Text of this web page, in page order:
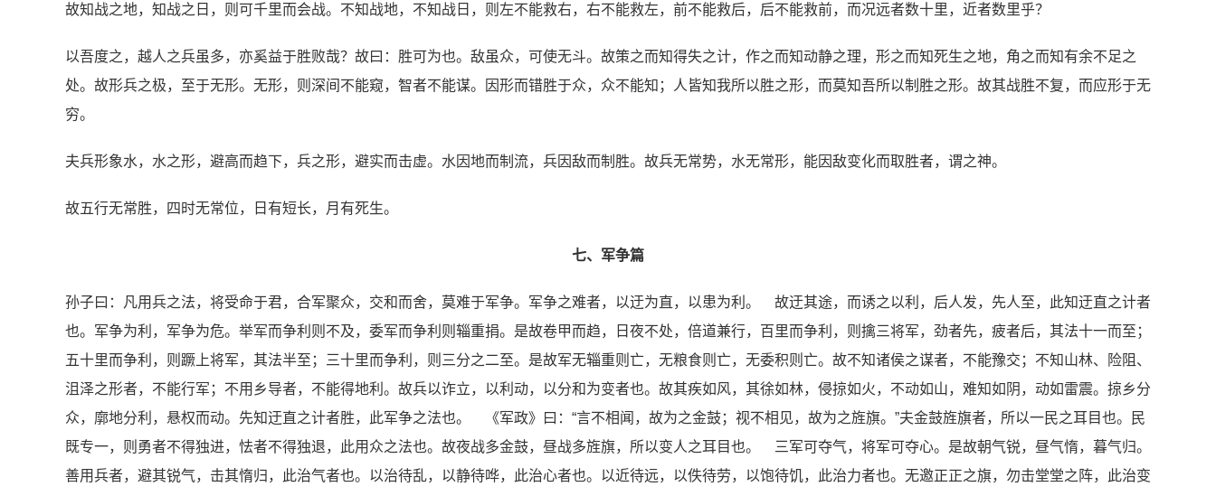
故知战之地，知战之日，则可千里而会战。不知战地，不知战日，则左不能救右，右不能救左，前不能救后，后不能救前，而况远者数十里，近者数里乎？
以吾度之，越人之兵虽多，亦奚益于胜败哉？故曰：胜可为也。敌虽众，可使无斗。故策之而知得失之计，作之而知动静之理，形之而知死生之地，角之而知有余不足之
处。故形兵之极，至于无形。无形，则深间不能窥，智者不能谋。因形而错胜于众，众不能知；人皆知我所以胜之形，而莫知吾所以制胜之形。故其战胜不复，而应形于无
穷。
夫兵形象水，水之形，避高而趋下，兵之形，避实而击虚。水因地而制流，兵因敌而制胜。故兵无常势，水无常形，能因敌变化而取胜者，谓之神。
故五行无常胜，四时无常位，日有短长，月有死生。
七、军争篇
孙子曰：凡用兵之法，将受命于君，合军聚众，交和而舍，莫难于军争。军争之难者，以迂为直，以患为利。 故迂其途，而诱之以利，后人发，先人至，此知迂直之计者
也。军争为利，军争为危。举军而争利则不及，委军而争利则辎重捐。是故卷甲而趋，日夜不处，倍道兼行，百里而争利，则擒三将军，劲者先，疲者后，其法十一而至；
五十里而争利，则蹶上将军，其法半至；三十里而争利，则三分之二至。是故军无辎重则亡，无粮食则亡，无委积则亡。故不知诸侯之谋者，不能豫交；不知山林、险阻、
沮泽之形者，不能行军；不用乡导者，不能得地利。故兵以诈立，以利动，以分和为变者也。故其疾如风，其徐如林，侵掠如火，不动如山，难知如阴，动如雷震。掠乡分
众，廓地分利，悬权而动。先知迂直之计者胜，此军争之法也。 《军政》曰：“言不相闻，故为之金鼓；视不相见，故为之旌旗。”夫金鼓旌旗者，所以一民之耳目也。民
既专一，则勇者不得独进，怯者不得独退，此用众之法也。故夜战多金鼓，昼战多旌旗，所以变人之耳目也。 三军可夺气，将军可夺心。是故朝气锐，昼气惰，暮气归。
善用兵者，避其锐气，击其惰归，此治气者也。以治待乱，以静待哗，此治心者也。以近待远，以佚待劳，以饱待饥，此治力者也。无邀正正之旗，勿击堂堂之阵，此治变